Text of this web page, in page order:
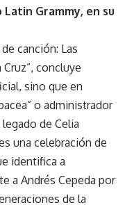
Latin Grammy, en su
canción: Las
concluye
sino que en
o administrador
de Celia
una celebración de
identifica a
a Andrés Cepeda por
de la